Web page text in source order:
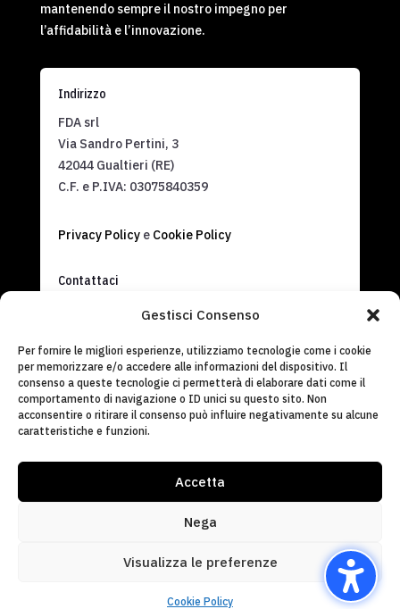
Gestisci Consenso
Per fornire le migliori esperienze, utilizziamo tecnologie come i cookie
per memorizzare e/o accedere alle informazioni del dispositivo. Il
consenso a queste tecnologie ci permetterà di elaborare dati come il
comportamento di navigazione o ID unici su questo sito. Non
acconsentire o ritirare il consenso può influire negativamente su alcune
caratteristiche e funzioni.
Accetta
Nega
Visualizza le preferenze
Cookie Policy
mantenendo sempre il nostro impegno per
l’affidabilità e l’innovazione.
Indirizzo
FDA srl
Via Sandro Pertini, 3
42044 Gualtieri (RE)
C.F. e P.IVA: 03075840359
Privacy Policye Cookie Policy
Contattaci
(Inglese)
Portoghese, Portogallo
Español
Spagnolo
)